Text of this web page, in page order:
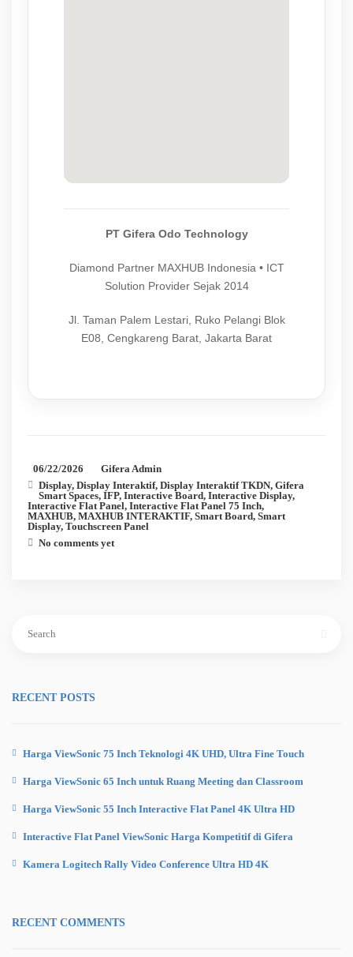
PT Gifera Odo Technology
Diamond Partner MAXHUB Indonesia • ICT
Solution Provider Sejak 2014
Jl. Taman Palem Lestari, Ruko Pelangi Blok
E08, Cengkareng Barat, Jakarta Barat
06/22/2026
Gifera Admin
Display, Display Interaktif, Display Interaktif TKDN, Gifera
Smart Spaces, IFP, Interactive Board, Interactive Display,
Interactive Flat Panel, Interactive Flat Panel 75 Inch,
MAXHUB, MAXHUB INTERAKTIF, Smart Board, Smart
Display, Touchscreen Panel
No comments yet
RECENT POSTS
Harga ViewSonic 75 Inch Teknologi 4K UHD, Ultra Fine Touch
Harga ViewSonic 65 Inch untuk Ruang Meeting dan Classroom
Harga ViewSonic 55 Inch Interactive Flat Panel 4K Ultra HD
Interactive Flat Panel ViewSonic Harga Kompetitif di Gifera
Kamera Logitech Rally Video Conference Ultra HD 4K
RECENT COMMENTS